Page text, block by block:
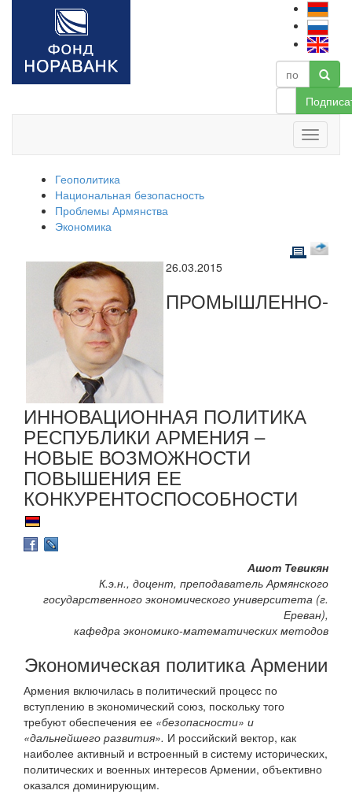
Геополитика
Национальная безопасность
Проблемы Армянства
Экономика
26.03.2015
ПРОМЫШЛЕННО-
ИННОВАЦИОННАЯ ПОЛИТИКА
РЕСПУБЛИКИ АРМЕНИЯ –
НОВЫЕ ВОЗМОЖНОСТИ
ПОВЫШЕНИЯ ЕЕ
КОНКУРЕНТОСПОСОБНОСТИ
Ашот Тевикян
К.э.н., доцент, преподаватель Армянского
государственного экономического университета (г.
Ереван),
кафедра экономико-математических методов
Экономическая политика Армении
Армения включилась в политический процесс по
вступлению в экономический союз, поскольку того
требуют обеспечения ее «безопасности» и
«дальнейшего развития». И российский вектор, как
наиболее активный и встроенный в систему исторических,
политических и военных интересов Армении, объективно
оказался доминирующим.